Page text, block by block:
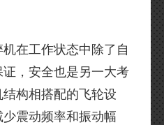
在工作状态中除了自
，安全也是另一大考
构相搭配的飞轮设
震动频率和振动幅